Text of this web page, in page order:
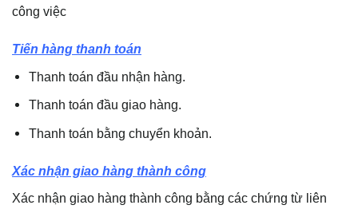
công việc
Tiến hàng thanh toán
Thanh toán đầu nhận hàng.
Thanh toán đầu giao hàng.
Thanh toán bằng chuyển khoản.
Xác nhận giao hàng thành công
Xác nhận giao hàng thành công bằng các chứng từ liên